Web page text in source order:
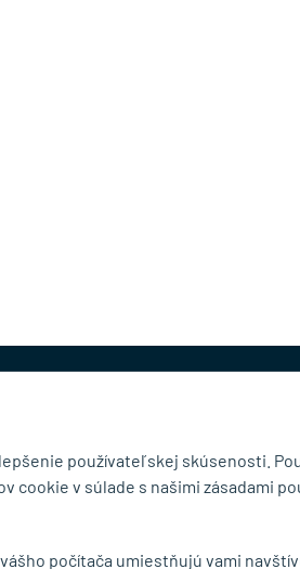
Doručenie a
používateľskej skúsenosti.
cookie v súlade s našimi zásadami
počítača umiestňujú vami